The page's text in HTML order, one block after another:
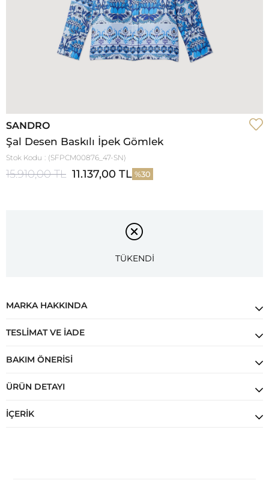
SANDRO
Şal Desen Baskılı İpek Gömlek
Stok Kodu (SFPCM00876_47-SN)
15.910,00 TL 11.137,00 TL 30
TÜKENDİ
MARKA HAKKINDA
TESLIMAT VE İADE
BAKIM ÖNERISI
ÜRÜN DETAYI
İÇERIK